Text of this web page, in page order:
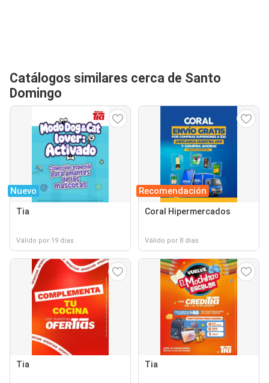
Catálogos similares cerca de Santo
Domingo
Nuevo
Tia
Válido por 19 días
Recomendación
Coral Hipermercados
Válido por 8 días
Tia Tia